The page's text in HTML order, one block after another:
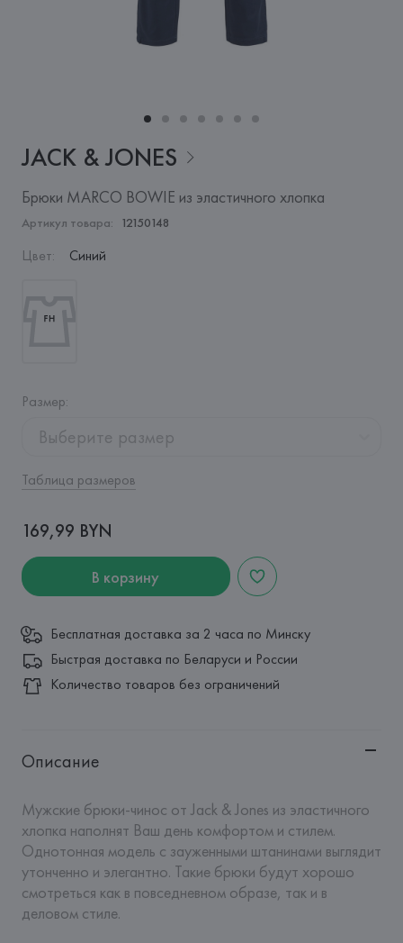
JACK & JONES
Брюки MARCO BOWIE из эластичного хлопка
Артикул товара: 12150148
Цвет: Синий
Размер:
Выберите размер
Таблица размеров
169,99 BYN
В корзину
Бесплатная доставка за 2 часа по Минску
Быстрая доставка по Беларуси и России
Количество товаров без ограничений
Описание
Мужские брюки-чинос от Jack & Jones из эластичного
хлопка наполнят Ваш день комфортом и стилем.
Однотонная модель с зауженными штанинами выглядит
утонченно и элегантно. Такие брюки будут хорошо
смотреться как в повседневном образе, так и в
деловом стиле.